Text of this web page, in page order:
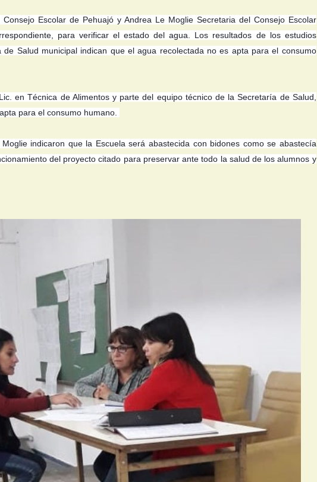
Escolar de Pehuajó y Andrea Le Moglie Secretaria del Consejo Escolar
para verificar el estado del agua. Los resultados de los estudios
de Salud municipal indican que el agua recolectada no es apta para el consumo
en Técnica de Alimentos y parte del equipo técnico de la Secretaría de Salud,
para el consumo humano.
indicaron que la Escuela será abastecida con bidones como se abastecía
del proyecto citado para preservar ante todo la salud de los alumnos y